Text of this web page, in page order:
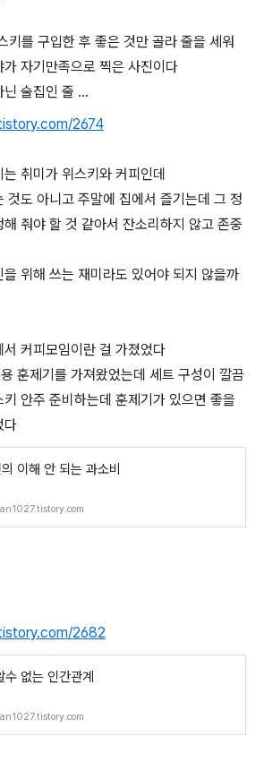
키를 구입한 후 좋은 것만 골라 줄을 세워
자기만족으로 찍은 사진이다
닌 술집인 줄 …
2674
취미가 위스키와 커피인데
것도 아니고 주말에 집에서 즐기는데 그 정
줘야 할 것 같아서 잔소리하지 않고 존중
위해 쓰는 재미라도 있어야 되지 않을까
커피모임이란 걸 가졌었다
훈제기를 가져왔었는데 세트 구성이 깔끔
안주 준비하는데 훈제기가 있으면 좋을
다
이해 안 되는 과소비
2682
수 없는 인간관계